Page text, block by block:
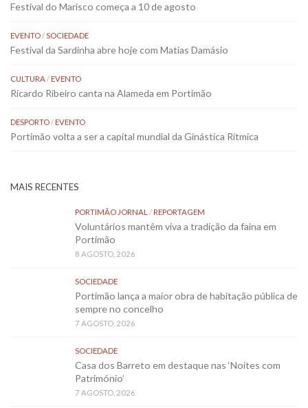
Festival do Marisco começa a 10 de agosto
EVENTO/SOCIEDADE
Festival da Sardinha abre hoje com Matias Damásio
CULTURA/EVENTO
Ricardo Ribeiro canta na Alameda em Portimão
DESPORTO/EVENTO
Portimão volta a ser a capital mundial da Ginástica Rítmica
MAIS RECENTES
PORTIMÃO JORNAL /REPORTAGEM
Voluntários mantêm viva a tradição da faina em
Portimão
8 AGOSTO, 2026
SOCIEDADE
Portimão lança a maior obra de habitação pública de
sempre no concelho
7 AGOSTO, 2026
SOCIEDADE
Casa dos Barreto em destaque nas ‘Noites com
Património’
7 AGOSTO, 2026